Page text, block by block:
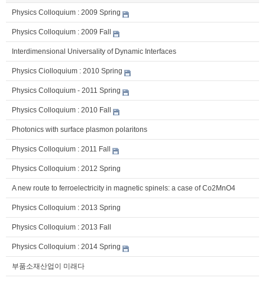
Physics Colloquium : 2009 Spring
Physics Colloquium : 2009 Fall
Interdimensional Universality of Dynamic Interfaces
Physics Ciolloquium : 2010 Spring
Physics Colloquium - 2011 Spring
Physics Colloquium : 2010 Fall
Photonics with surface plasmon polaritons
Physics Colloquium : 2011 Fall
Physics Colloquium : 2012 Spring
A new route to ferroelectricity in magnetic spinels: a case of Co2MnO4
Physics Colloquium : 2013 Spring
Physics Colloquium : 2013 Fall
Physics Colloquium : 2014 Spring
부품소재산업이 미래다